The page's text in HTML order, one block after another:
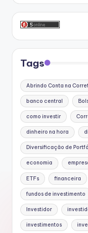
Tags
Abrindo Conta na
banco central
como investir
dinheiro na hora
Diversificação de
economia
ETFs financeira
fundos de investimento
Investidor
investimentos